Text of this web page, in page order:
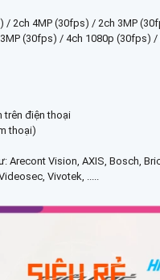
/ 2ch 4MP (30fps) / 2ch 3MP
(30fps) / 4ch 1080p (30fps)
trên điện thoại
thoại)
Vision, AXIS, Bosch,
Vivotek, .....